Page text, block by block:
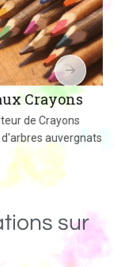
Crayons
de Crayons
auvergnats
sur